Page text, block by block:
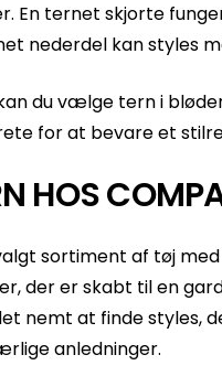
En ternet skjorte
nederdel kan styles
du vælge tern i
for at bevare et
HOS
sortiment af tøj
der er skabt til en
nemt at finde styles,
anledninger.